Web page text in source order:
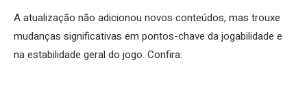
A atualização não adicionou novos conteúdos, mas trouxe
mudanças significativas em pontos-chave da jogabilidade e
na estabilidade geral do jogo. Confira: